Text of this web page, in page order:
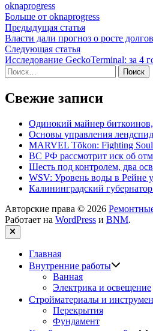
oknaprogress
Больше от oknaprogress
Навигация
по
записям
Предыдущая статьяПредыдущая
статья:
Власти дали прогноз о росте
Следующая статьяСледующая
статья:
Исследование GeckoTerminal: за 4
Найти:
Свежие записи
Одинокий майнер биткоинов,
Основы управления
MARVEL Tōkon: Fighting
ВС РФ рассмотрит иск об
Шесть под контролем, два
WSV: Уровень воды в Рейне
Калининградский
Авторские права © 2026
Работает на WordPress и BNM.
Закрыть
Главная
Внутренние работы
Ванная
Электрика и освещение
Стройматериалы и
Перекрытия
Фундамент